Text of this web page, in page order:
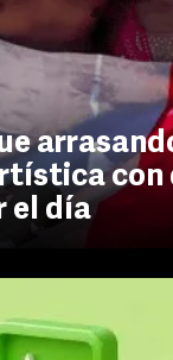
con
el día